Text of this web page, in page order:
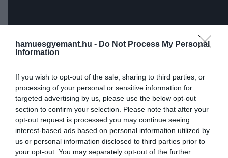
hamuesgyemant.hu - Do Not Process My Personal
Information
If you wish to opt-out of the sale, sharing to third parties, or
processing of your personal or sensitive information for
targeted advertising by us, please use the below opt-out
section to confirm your selection. Please note that after your
opt-out request is processed you may continue seeing
interest-based ads based on personal information utilized by
us or personal information disclosed to third parties prior to
your opt-out. You may separately opt-out of the further
A változó nyomás ugyanis – akár emelkedik, akár
csökken – repedéseket okozhat a földkéregben,